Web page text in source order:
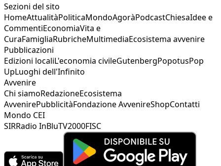
Sezioni del sito
HomeAttualitàPoliticaMondoAgoràPodcastChiesaIdee e
CommentiEconomiaVita e
CuraFamigliaRubricheMultimediaEcosistema avvenire
Pubblicazioni
Edizioni localiL'economia civileGutenbergPopotusPop
UpLuoghi dell'Infinito
Avvenire
Chi siamoRedazioneEcosistema
AvvenirePubblicitàFondazione AvvenireShopContatti
Mondo CEI
SIRRadio InBluTV2000FISC